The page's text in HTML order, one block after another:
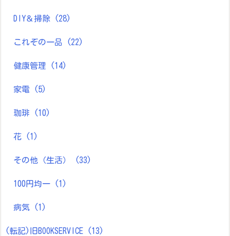
DIY＆掃除 (28)
これぞの一品 (22)
健康管理 (14)
家電 (5)
珈琲 (10)
花 (1)
その他（生活） (33)
100円均一 (1)
病気 (1)
(転記)旧BOOKSERVICE (13)